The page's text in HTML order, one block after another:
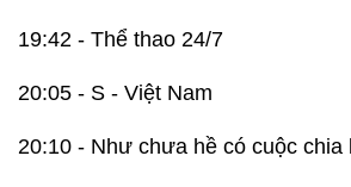
19:42 - Thể thao 24/7
20:05 - S - Việt Nam
20:10 - Như chưa hề có cuộc chia